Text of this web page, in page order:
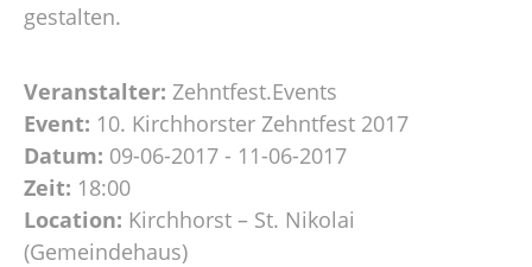
gestalten.
Veranstalter: Zehntfest.Events
Event: 10. Kirchhorster Zehntfest 2017
Datum: 09-06-2017 - 11-06-2017
Zeit: 18:00
Location: Kirchhorst – St. Nikolai
(Gemeindehaus)